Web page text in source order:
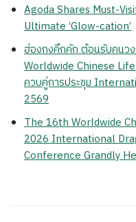
Agoda Shares Must-
Ultimate ‘Glow-cation’
ฮ่องกงคึกคัก ต้อนรับคนวง
Worldwide Chinese
ควบคู่การประชุม
2569
The 16th Worldwide
2026 International
Conference Grandly